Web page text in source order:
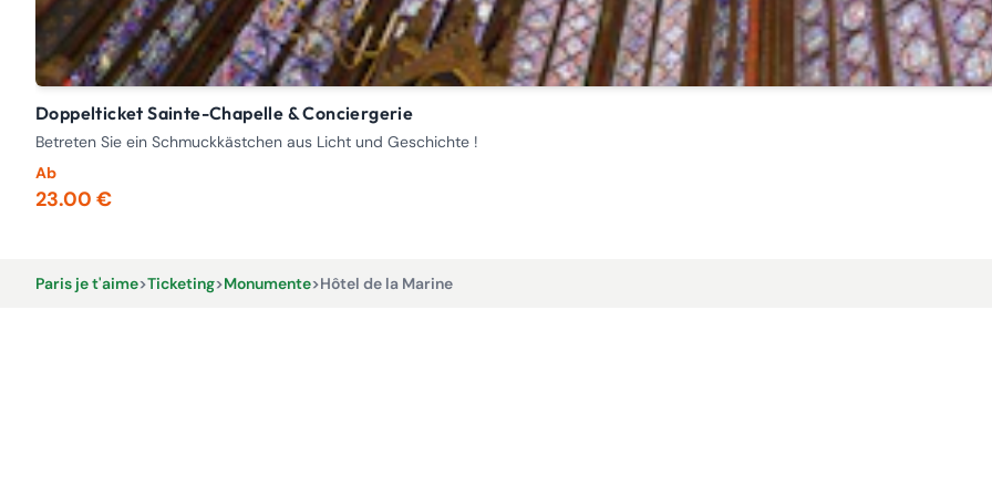
Doppelticket Sainte-Chapelle & Conciergerie
Betreten Sie ein Schmuckkästchen aus Licht und Geschichte !
Ab
23.00 €
Paris je t'aime>Ticketing>Monumente>Hôtel de la Marine